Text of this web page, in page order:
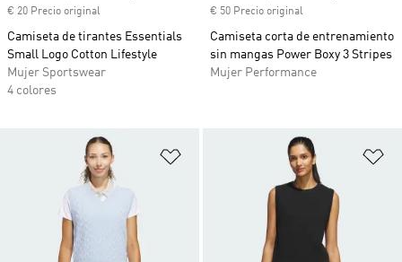
€ 20 Precio original
Camiseta de tirantes Essentials
Small Logo Cotton Lifestyle
Mujer Sportswear
4 colores
€ 50 Precio original
Camiseta corta de entrenamiento
sin mangas Power Boxy 3 Stripes
Mujer Performance
Añadir a la lista de deseos